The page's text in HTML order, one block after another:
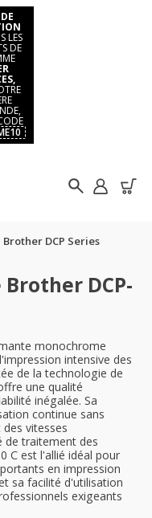
LES
DE
Brother DCP Series
DCP-
monochrome
intensive des
de la technologie de
une qualité
inégalée. Sa
continue sans
vitesses
de traitement des
C est l'allié idéal pour
en impression
sa facilité d'utilisation
exigeants